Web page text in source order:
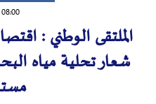
08:00
الملتقى الوطني :
شعار تحلية مياه